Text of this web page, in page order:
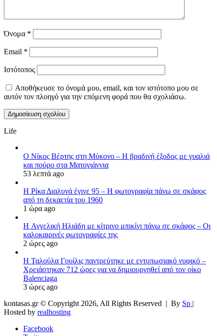
Όνομα *
Email *
Ιστότοπος
Αποθήκευσε το όνομά μου, email, και τον ιστότοπο μου σε
αυτόν τον πλοηγό για την επόμενη φορά που θα σχολιάσω.
Life
Ο Νίκος Βέρτης στη Μύκονο – Η βραδινή έξοδος με γυαλιά
και πούρο στα Ματογιάννια
53 λεπτά ago
Η Ρίκα Διαλυνά έγινε 95 – Η φωτογραφία πάνω σε σκάφος
από τη δεκαετία του 1960
1 ώρα ago
H Αγγελική Ηλιάδη με κίτρινο μπικίνι πάνω σε σκάφος – Οι
καλοκαιρινές φωτογραφίες της
2 ώρες ago
Η Ταλούλα Γουίλις παντρεύτηκε με εντυπωσιακό νυφικό –
Χρειάστηκαν 712 ώρες για να δημιουργηθεί από τον οίκο
Balenciaga
3 ώρες ago
kontasas.gr © Copyright 2026, All Rights Reserved | By Sp |
Hosted by realhosting
Facebook